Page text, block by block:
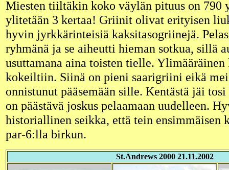
Miesten tiiltäkin koko väylän pituus on 790
ylitetään 3 kertaa! Griinit olivat erityisen
hyvin jyrkkärinteisiä kaksitasogriinejä.
ryhmänä ja se aiheutti hieman sotkua, sillä
usuttamana aina toisten tielle.
kokeiltiin. Siinä on pieni saarigriini eikä
onnistunut pääsemään sille. Kentästä jäi
on päästävä joskus pelaamaan uudelleen.
historiallinen seikka, että tein ensimmäisen
par-6:lla birkun.
St.Andrews 2000 21.11.2002